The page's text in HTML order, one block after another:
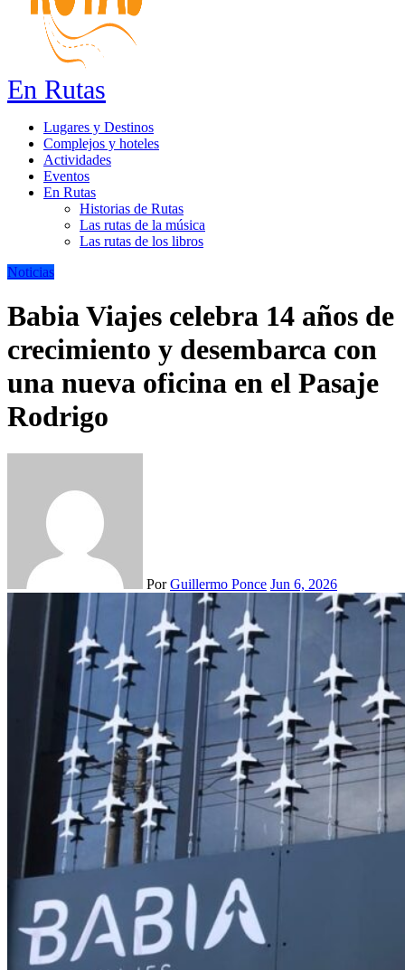
En Rutas
Lugares y Destinos
Complejos y hoteles
Actividades
Eventos
En Rutas
Historias de Rutas
Las rutas de la música
Las rutas de los libros
Noticias
Babia Viajes celebra 14 años de
crecimiento y desembarca con
una nueva oficina en el Pasaje
Rodrigo
PorGuillermo Ponce Jun 6, 2026